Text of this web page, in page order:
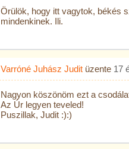
Örülök, hogy itt vagytok, békés
mindenkinek. Ili.
Varróné Juhász Judit üzente 17
Nagyon köszönöm ezt a
Az Úr legyen teveled!
Puszillak, Judit :):)